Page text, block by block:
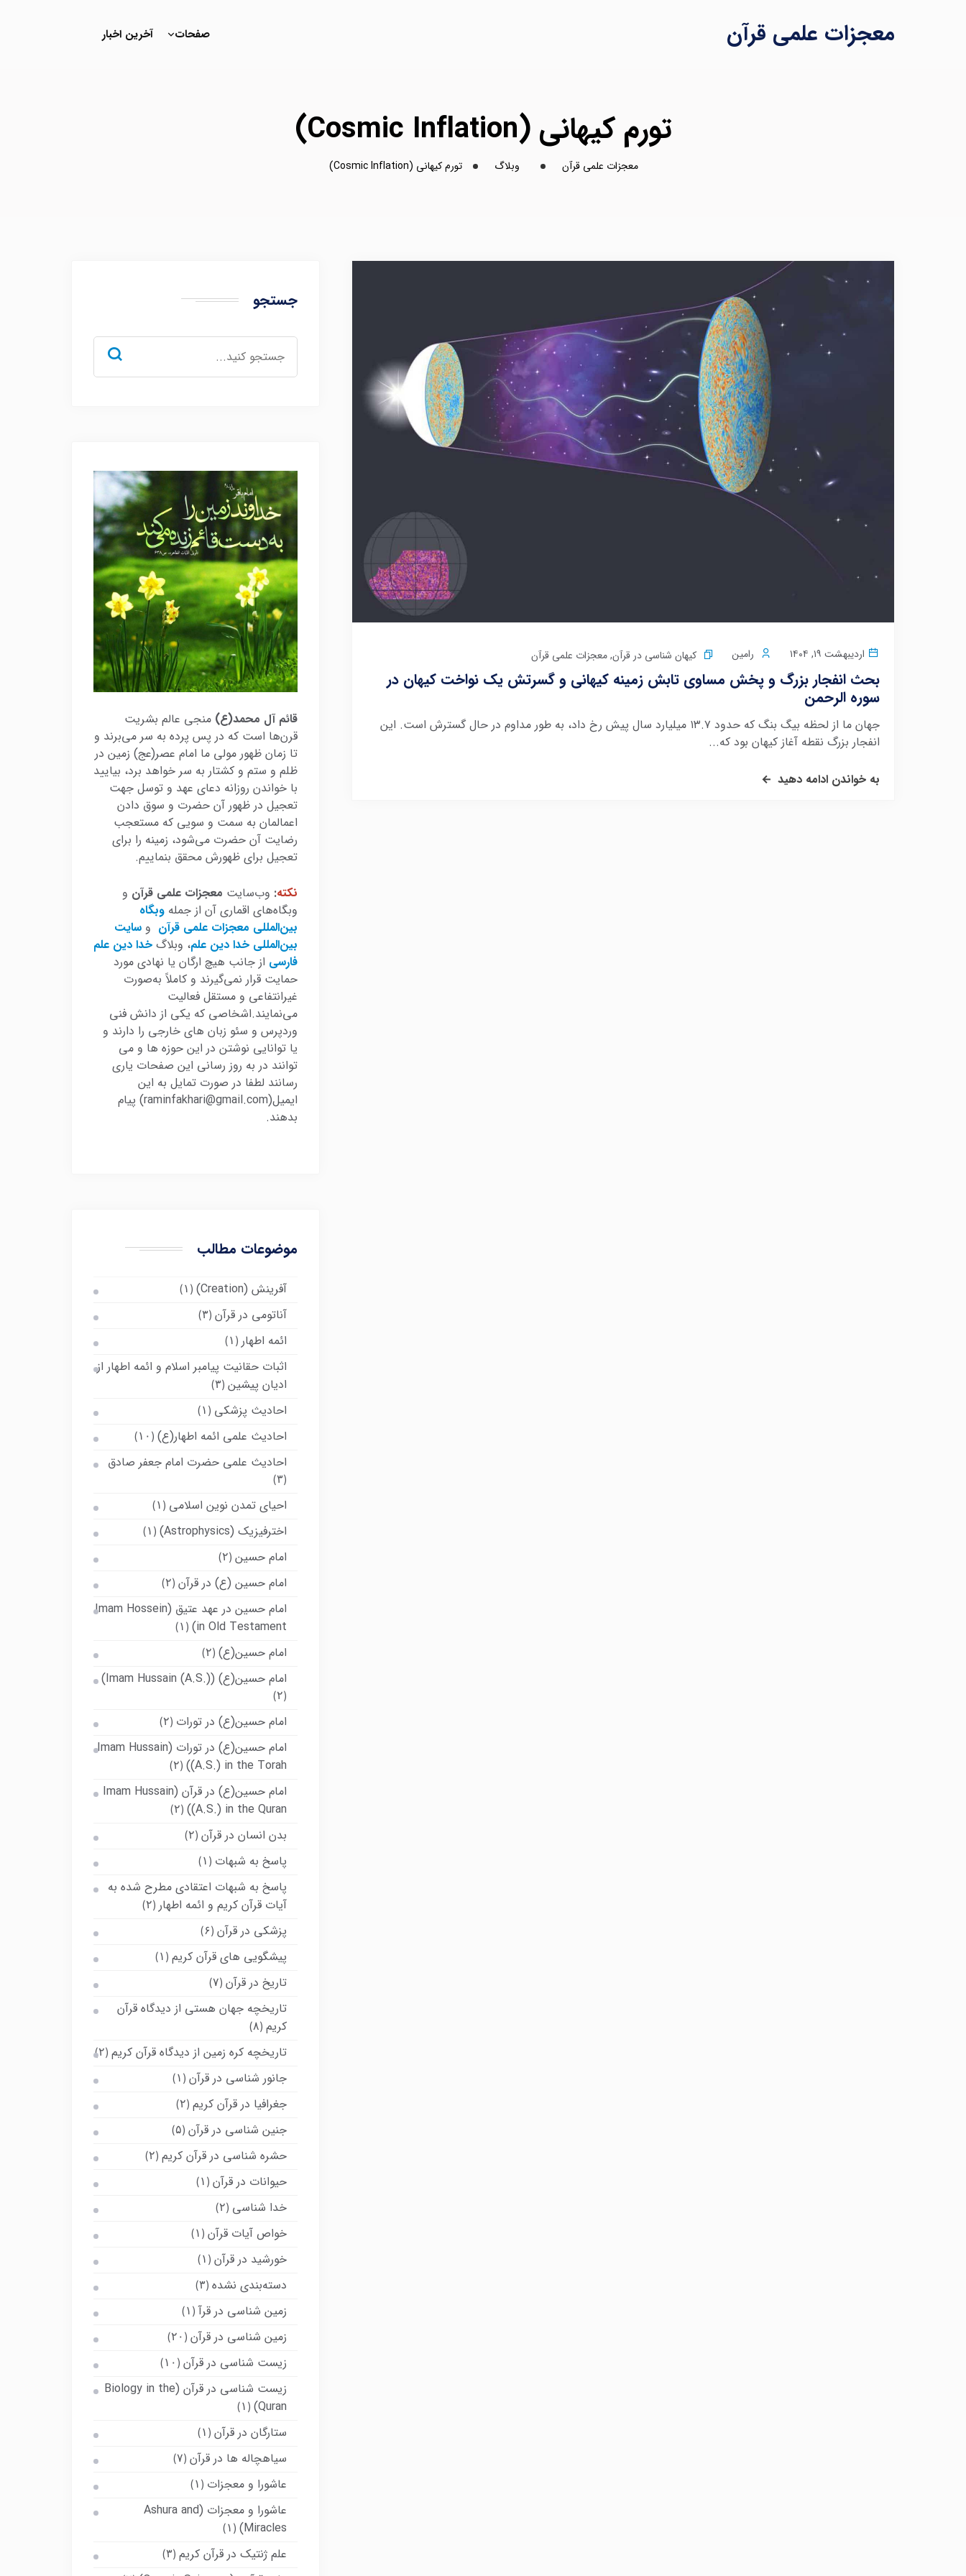
معجزات علمی قرآن صفحات آخرین اخبار
تورم کیهانی (Cosmic Inflation)
معجزات علمی قرآن وبلاگ تورم کیهانی (Cosmic Inflation)
اردیبهشت ۱۹, ۱۴۰۴ رامین کیهان شناسی در قرآن,معجزات علمی قرآن
بحث انفجار بزرگ و پخش مساوی تابش زمینه کیهانی و گسرتش یک نواخت کیهان در
سوره الرحمن
جهان ما از لحظه بیگ بنگ که حدود ۱۳.۷ میلیارد سال پیش رخ داد، به طور مداوم در حال گسترش است. این
انفجار بزرگ نقطه آغاز کیهان بود که...
به خواندن ادامه دهید
جستجو
برای:
قائم آل محمد(ع) منجی عالم بشریت
قرن‌ها است که در پس پرده به سر می‌برند و
تا زمان ظهور مولی ما امام عصر(عج) زمین در
ظلم و ستم و کشتار به سر خواهد برد، بیایید
با خواندن روزانه دعای عهد و توسل جهت
تعجیل در ظهور آن حضرت و سوق دادن
اعمالمان به سمت و سویی که مستعجب
رضایت آن حضرت می‌شود، زمینه را برای
تعجیل برای ظهورش محقق بنماییم.
نکته: وب‌سایت معجزات علمی قرآن و
وبگاه‌های اقماری آن از جمله وبگاه
بین‌المللی معجزات علمی قرآن و سایت
بین‌المللی خدا دین علم، وبلاگ خدا دین علم
فارسی از جانب هیچ ارگان یا نهادی مورد
حمایت قرار نمی‌گیرند و کاملاً به‌صورت
غیرانتفاعی و مستقل فعالیت
می‌نمایند.اشخاصی که یکی از دانش فنی
وردپرس و سئو زبان های خارجی را دارند و
یا توانایی نوشتن در این حوزه ها و می
توانند در به روز رسانی این صفحات یاری
رسانند لطفا در صورت تمایل به این
ایمیل(raminfakhari@gmail.com) پیام
بدهند.
موضوعات مطالب
آفرینش (Creation) (۱)
آناتومی در قرآن (۳)
ائمه اطهار (۱)
اثبات حقانیت پیامبر اسلام و ائمه اطهار از
ادیان پیشین (۳)
احادیث پزشکی (۱)
احادیث علمی ائمه اطهار(ع) (۱۰)
احادیث علمی حضرت امام جعفر صادق
(۳)
احیای تمدن نوین اسلامی (۱)
اخترفیزیک (Astrophysics) (۱)
امام حسین (۲)
امام حسین (ع) در قرآن (۲)
امام حسین در عهد عتیق (Imam Hossein
in Old Testament)
(۱)
امام حسین(ع) (۲)
امام حسین(ع) (Imam Hussain (A.S.))
(۲)
امام حسین(ع) در تورات (۲)
امام حسین(ع) در تورات (Imam Hussain
(A.S.) in the Torah)
(۲)
امام حسین(ع) در قرآن (Imam Hussain
(A.S.) in the Quran)
(۲)
بدن انسان در قرآن (۲)
پاسخ به شبهات (۱)
پاسخ به شبهات اعتقادی مطرح شده به
آیات قرآن کریم و ائمه اطهار (۲)
پزشکی در قرآن (۶)
پیشگویی های قرآن کریم (۱)
تاریخ در قرآن (۷)
تاریخچه جهان هستی از دیدگاه قرآن
کریم (۸)
تاریخچه کره زمین از دیدگاه قرآن کریم (۲)
جانور شناسی در قرآن (۱)
جغرافیا در قرآن کریم (۲)
جنین شناسی در قرآن (۵)
حشره شناسی در قرآن کریم (۲)
حیوانات در قرآن (۱)
خدا شناسی (۲)
خواص آیات قرآن (۱)
خورشید در قرآن (۱)
دسته‌بندی نشده (۳)
زمین شناسی در قرآ (۱)
زمین شناسی در قرآن (۲۰)
زیست شناسی در قرآن (۱۰)
زیست شناسی در قرآن (Biology in the
Quran)
(۱)
ستارگان در قرآن (۱)
سیاهچاله ها در قرآن (۷)
عاشورا و معجزات (۱)
عاشورا و معجزات (Ashura and
Miracles)
(۱)
علم ژنتیک در قرآن کریم (۳)